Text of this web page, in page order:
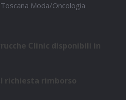
Moda/Oncologia
Clinic disponibili in
richiesta rimborso